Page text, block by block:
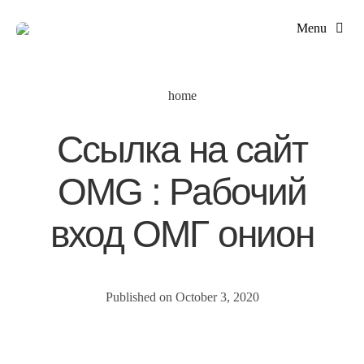
Menu
home
Ссылка на сайт
OMG : Рабочий
вход ОМГ онион
Published on October 3, 2020